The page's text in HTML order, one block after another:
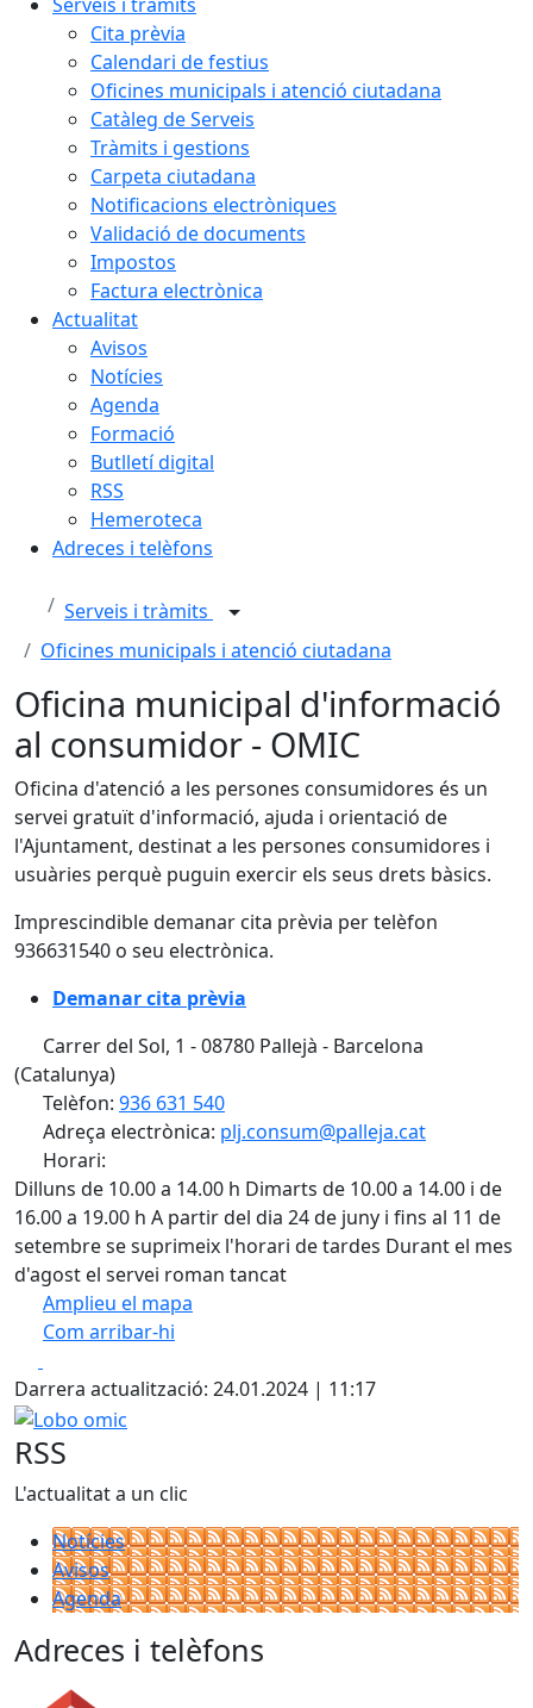
Cita prèvia
Calendari de festius
Oficines municipals i atenció ciutadana
Catàleg de Serveis
Tràmits i gestions
Carpeta ciutadana
Notificacions electròniques
Validació de documents
Impostos
Factura electrònica
Actualitat
Avisos
Notícies
Agenda
Formació
Butlletí digital
RSS
Hemeroteca
Adreces i telèfons
Serveis i tràmits
Oficines municipals i atenció ciutadana
Oficina municipal d'informació
al consumidor - OMIC
Oficina d'atenció a les persones consumidores és un
servei gratuït d'informació, ajuda i orientació de
l'Ajuntament, destinat a les persones consumidores i
usuàries perquè puguin exercir els seus drets bàsics.
Imprescindible demanar cita prèvia per telèfon
936631540 o seu electrònica.
Demanar cita prèvia
Carrer del Sol, 1 - 08780 Pallejà - Barcelona
(Catalunya)
Telèfon: 936 631 540
Adreça electrònica: plj.consum@palleja.cat
Horari:
Dilluns de 10.00 a 14.00 h Dimarts de 10.00 a 14.00 i de
16.00 a 19.00 h A partir del dia 24 de juny i fins al 11 de
setembre se suprimeix l'horari de tardes Durant el mes
d'agost el servei roman tancat
Amplieu el mapa
Com arribar-hi
+
−
Darrera actualització: 24.01.2024 | 11:17
Lobo omic
RSS
L'actualitat a un clic
Notícies
Avisos
Agenda
Adreces i telèfons